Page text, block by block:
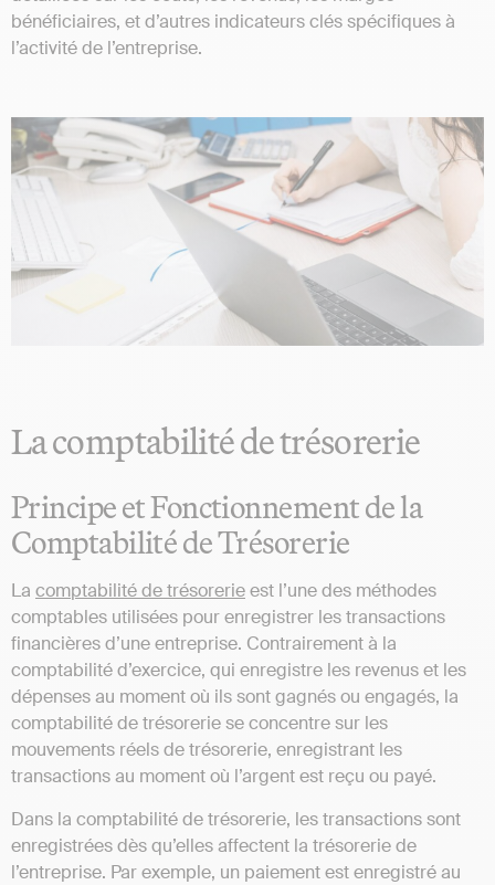
bénéficiaires, et d’autres indicateurs clés spécifiques à
l’activité de l’entreprise.
La comptabilité de trésorerie
Principe et Fonctionnement de la
Comptabilité de Trésorerie
La comptabilité de trésorerieest l’une des méthodes
comptables utilisées pour enregistrer les transactions
financières d’une entreprise. Contrairement à la
comptabilité d’exercice, qui enregistre les revenus et les
dépenses au moment où ils sont gagnés ou engagés, la
comptabilité de trésorerie se concentre sur les
mouvements réels de trésorerie, enregistrant les
transactions au moment où l’argent est reçu ou payé.
Dans la comptabilité de trésorerie, les transactions sont
enregistrées dès qu’elles affectent la trésorerie de
l’entreprise. Par exemple, un paiement est enregistré au